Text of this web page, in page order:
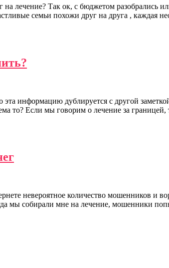
лечение? Так ок, с бюджетом разобрались
семьи похожи друг на друга , каждая
эта информацию дублируется с другой
то? Если мы говорим о лечение за
невероятное количество мошенников и
мы собирали мне на лечение, мошенники